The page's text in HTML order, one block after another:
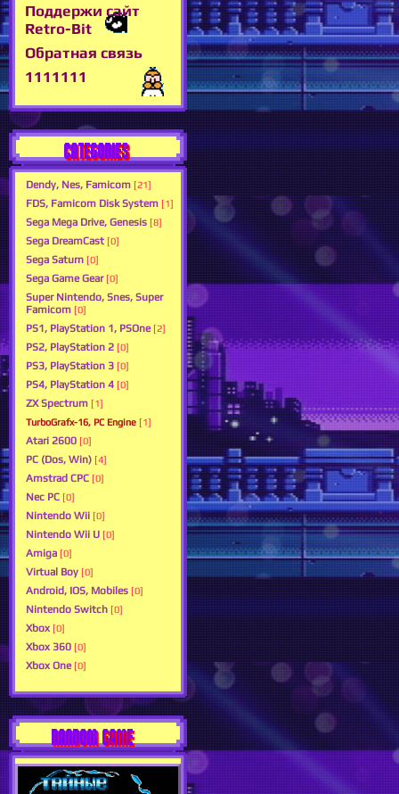
Поддержи сайт
Retro-Bit
Обратная связь
1111111
CATEGORIES
Dendy, Nes, Famicom [21]
FDS, Famicom Disk System [1]
Sega Mega Drive, Genesis [8]
Sega DreamCast [0]
Sega Saturn [0]
Sega Game Gear [0]
Super Nintendo, Snes, Super
Famicom [0]
PS1, PlayStation 1, PSOne [2]
PS2, PlayStation 2 [0]
PS3, PlayStation 3 [0]
PS4, PlayStation 4 [0]
ZX Spectrum [1]
TurboGrafx-16, PC Engine [1]
Atari 2600 [0]
PC (Dos, Win) [4]
Amstrad CPC [0]
Nec PC [0]
Nintendo Wii [0]
Nintendo Wii U [0]
Amiga [0]
Virtual Boy [0]
Android, IOS, Mobiles [0]
Nintendo Switch [0]
Xbox [0]
Xbox 360 [0]
Xbox One [0]
RANDOM GAME